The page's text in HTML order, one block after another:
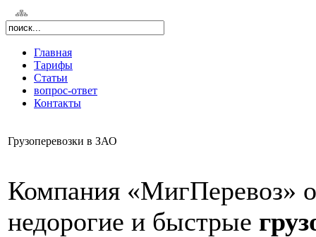
Главная
Тарифы
Статьи
вопрос-ответ
Контакты
Грузоперевозки в ЗАО
Компания «МигПеревоз»
недорогие и быстрые